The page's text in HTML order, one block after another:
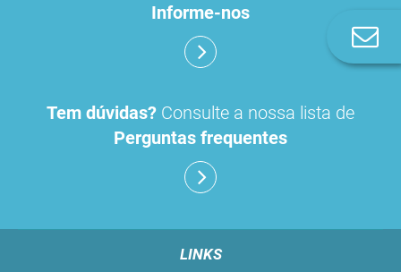
Informe-nos
Tem dúvidas? Consulte a nossa lista de
Perguntas frequentes
LINKS